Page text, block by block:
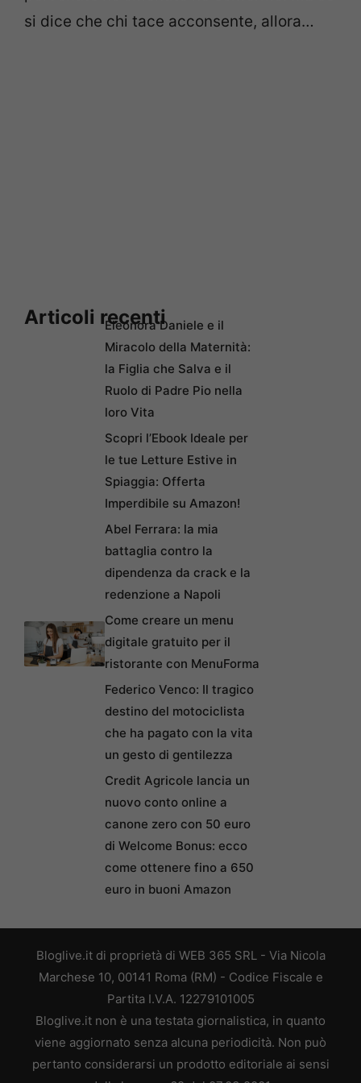
si dice che chi tace acconsente, allora…
Articoli recentiEleonora Daniele e il
Miracolo della Maternità:
la Figlia che Salva e il
Ruolo di Padre Pio nella
loro Vita
Scopri l’Ebook Ideale per
le tue Letture Estive in
Spiaggia: Offerta
Imperdibile su Amazon!
Abel Ferrara: la mia
battaglia contro la
dipendenza da crack e la
redenzione a Napoli
Come creare un menu
digitale gratuito per il
ristorante con MenuForma
Federico Venco: Il tragico
destino del motociclista
che ha pagato con la vita
un gesto di gentilezza
Credit Agricole lancia un
nuovo conto online a
canone zero con 50 euro
di Welcome Bonus: ecco
come ottenere fino a 650
euro in buoni Amazon
Bloglive.it di proprietà di WEB 365 SRL - Via Nicola
Marchese 10, 00141 Roma (RM) - Codice Fiscale e
Partita I.V.A. 12279101005
Bloglive.it non è una testata giornalistica, in quanto
viene aggiornato senza alcuna periodicità. Non può
pertanto considerarsi un prodotto editoriale ai sensi